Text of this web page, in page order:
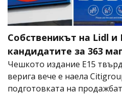
Собственикът на Lidl и
кандидатите за 363
Чешкото издание E15
верига вече е наела
подготовката на